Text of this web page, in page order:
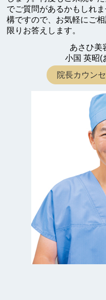
でご質問があるかもしれ
構ですので、お気軽にご
限りお答えします。
あさひ
小国 英昭(
院長カウン